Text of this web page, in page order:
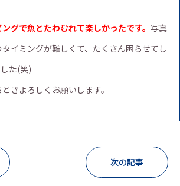
グで魚とたわむれて楽しかったです。 写真
イミングが難しくて、たくさん困らせてし
た(笑)
きよろしくお願いします。
次の記事